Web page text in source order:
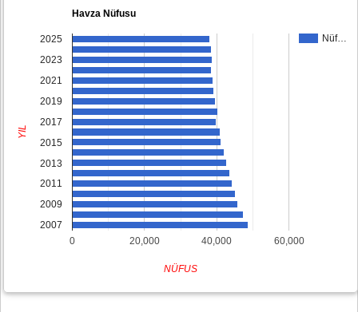
Havza Nüfusu
Nüf…
0 20,000 40,000 60,000
2025
2023
2021
2019
2017
2015
2013
2011
2009
2007
NÜFUS
YIL